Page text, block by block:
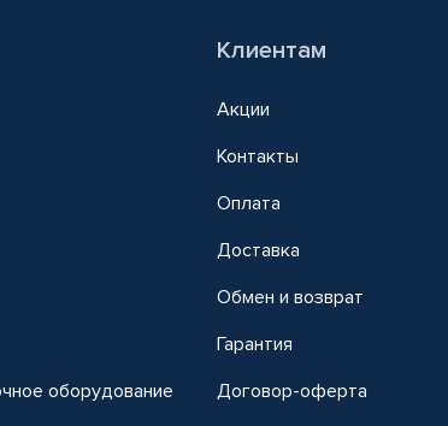
оборудование
Клиентам
Акции
Контакты
Оплата
Доставка
Обмен и возврат
Гарантия
Договор-оферта